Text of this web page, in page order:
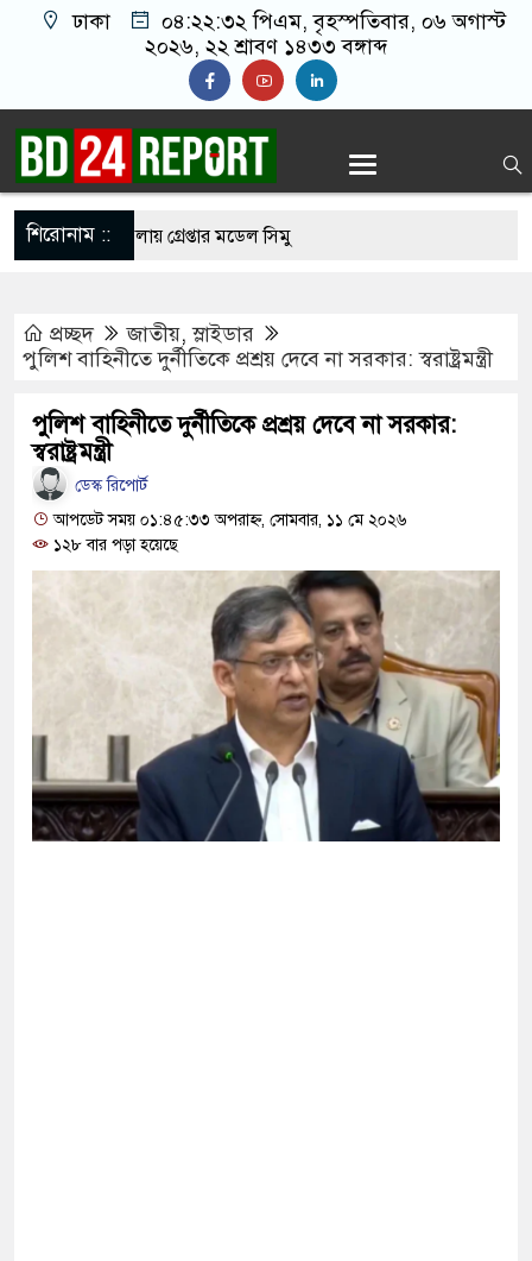
ঢাকা ০৪:২২:৩৩ পিএম, বৃহস্পতিবার, ০৬ অগাস্ট
২০২৬, ২২ শ্রাবণ ১৪৩৩ বঙ্গাব্দ
শিরোনাম ::মামলায় গ্রেপ্তার মডেল সিমু
নিজের চল্লিশা দুই হাজার মানুষকে খাওয়ালেন ৭০
‘জঙ্গিবাদের ন্যারেটিভ’ পুরনো রাজনীতি : পররাষ্ট্র
গ্রেপ্তারের দাবি ইরানের
২৪ ঘণ্টার মধ্যে আত্মসমর্পণের নির্দেশ
ডেকেছে এনসিপি
নতুন ঠিকানায় যাচ্ছেন বাংলাদেশের হামজা
প্রচ্ছদ জাতীয়,স্লাইডার
পুলিশ বাহিনীতে দুর্নীতিকে প্রশ্রয় দেবে না সরকার: স্বরাষ্ট্রমন্ত্রী
পুলিশ বাহিনীতে দুর্নীতিকে প্রশ্রয় দেবে না সরকার:
স্বরাষ্ট্রমন্ত্রী
ডেস্ক রিপোর্ট
আপডেট সময় ০১:৪৫:৩৩ অপরাহ্ন, সোমবার, ১১ মে ২০২৬
১২৮ বার পড়া হয়েছে